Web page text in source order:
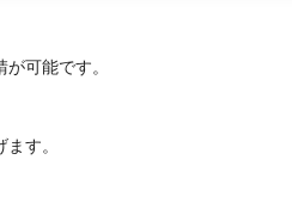
可能です。
す。